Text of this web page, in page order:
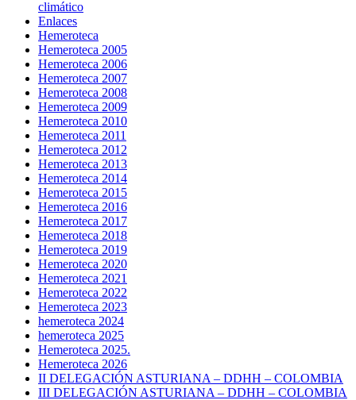
climático
Enlaces
Hemeroteca
Hemeroteca 2005
Hemeroteca 2006
Hemeroteca 2007
Hemeroteca 2008
Hemeroteca 2009
Hemeroteca 2010
Hemeroteca 2011
Hemeroteca 2012
Hemeroteca 2013
Hemeroteca 2014
Hemeroteca 2015
Hemeroteca 2016
Hemeroteca 2017
Hemeroteca 2018
Hemeroteca 2019
Hemeroteca 2020
Hemeroteca 2021
Hemeroteca 2022
Hemeroteca 2023
hemeroteca 2024
hemeroteca 2025
Hemeroteca 2025.
Hemeroteca 2026
II DELEGACIÓN ASTURIANA – DDHH – COLOMBIA
III DELEGACIÓN ASTURIANA – DDHH – COLOMBIA